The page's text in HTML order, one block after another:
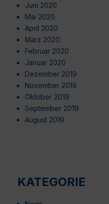
Juni 2020
Mai 2020
April 2020
März 2020
Februar 2020
Januar 2020
Dezember 2019
November 2019
Oktober 2019
September 2019
August 2019
KATEGORIE